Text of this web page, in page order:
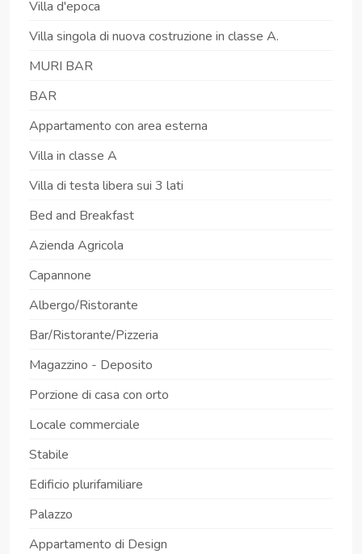
Villa d'epoca
Villa singola di nuova costruzione in classe A.
MURI BAR
BAR
Appartamento con area esterna
Villa in classe A
Villa di testa libera sui 3 lati
Bed and Breakfast
Azienda Agricola
Capannone
Albergo/Ristorante
Bar/Ristorante/Pizzeria
Magazzino - Deposito
Porzione di casa con orto
Locale commerciale
Stabile
Edificio plurifamiliare
Palazzo
Appartamento di Design